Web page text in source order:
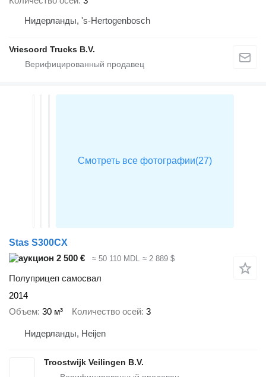
Нидерланды, 's-Hertogenbosch
Vriesoord Trucks B.V.
Stas S300CX
2 500 €
≈ 50 110 MDL ≈ 2 889 $
Полуприцеп самосвал
2014
Объем 30 м³ Количество осей 3
Нидерланды, Heijen
Troostwijk Veilingen B.V.